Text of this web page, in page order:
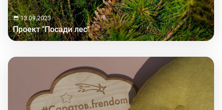
13.09.2023
Проект "Посади лес"